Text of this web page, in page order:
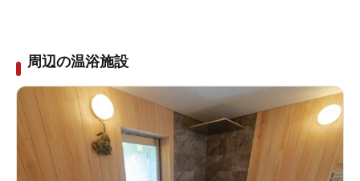
周辺の温浴施設